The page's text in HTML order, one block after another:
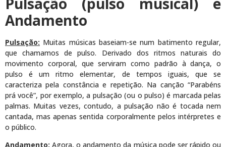
Andamento
Pulsação: Muitas músicas baseiam-se num batimento regular,
que chamamos de pulso. Derivado dos ritmos naturais do
movimento corporal, que serviram como padrão à dança, o
pulso é um ritmo elementar, de tempos iguais, que se
caracteriza pela constância e repetição. Na canção “Parabéns
prá você”, por exemplo, a pulsação (ou o pulso) é marcada pelas
palmas. Muitas vezes, contudo, a pulsação não é tocada nem
cantada, mas apenas sentida corporalmente pelos intérpretes e
o público.
Andamento: Agora, o andamento da música pode ser rápido ou